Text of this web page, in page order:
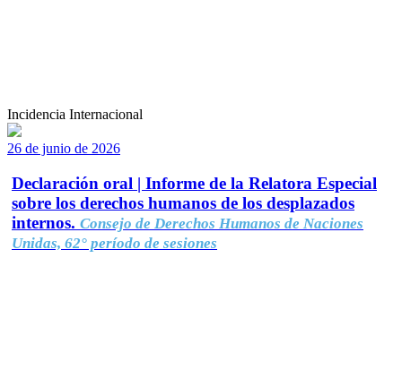
Incidencia Internacional
26 de junio de 2026
Declaración oral | Informe de la Relatora Especial
sobre los derechos humanos de los desplazados
internos. Consejo de Derechos Humanos de Naciones
Unidas, 62° período de sesiones